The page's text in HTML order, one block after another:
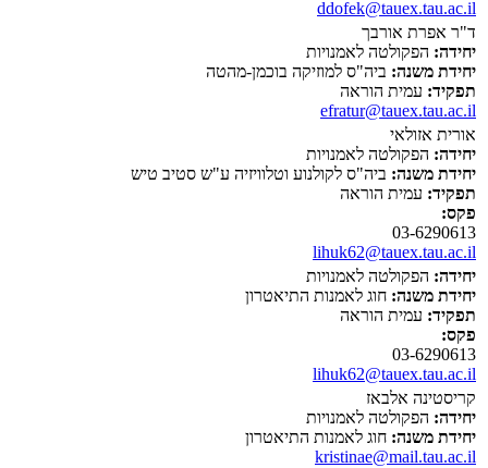
ddofek@tauex.tau.ac.il
ד"ר אפרת אורבך
יחידה: הפקולטה לאמנויות
יחידת משנה: ביה"ס למוזיקה בוכמן-מהטה
תפקיד: עמית הוראה
efratur@tauex.tau.ac.il
אורית אזולאי
יחידה: הפקולטה לאמנויות
יחידת משנה: ביה"ס לקולנוע וטלוויזיה ע"ש סטיב טיש
תפקיד: עמית הוראה
פקס:
03-6290613
lihuk62@tauex.tau.ac.il
יחידה: הפקולטה לאמנויות
יחידת משנה: חוג לאמנות התיאטרון
תפקיד: עמית הוראה
פקס:
03-6290613
lihuk62@tauex.tau.ac.il
קריסטינה אלבאז
יחידה: הפקולטה לאמנויות
יחידת משנה: חוג לאמנות התיאטרון
kristinae@mail.tau.ac.il